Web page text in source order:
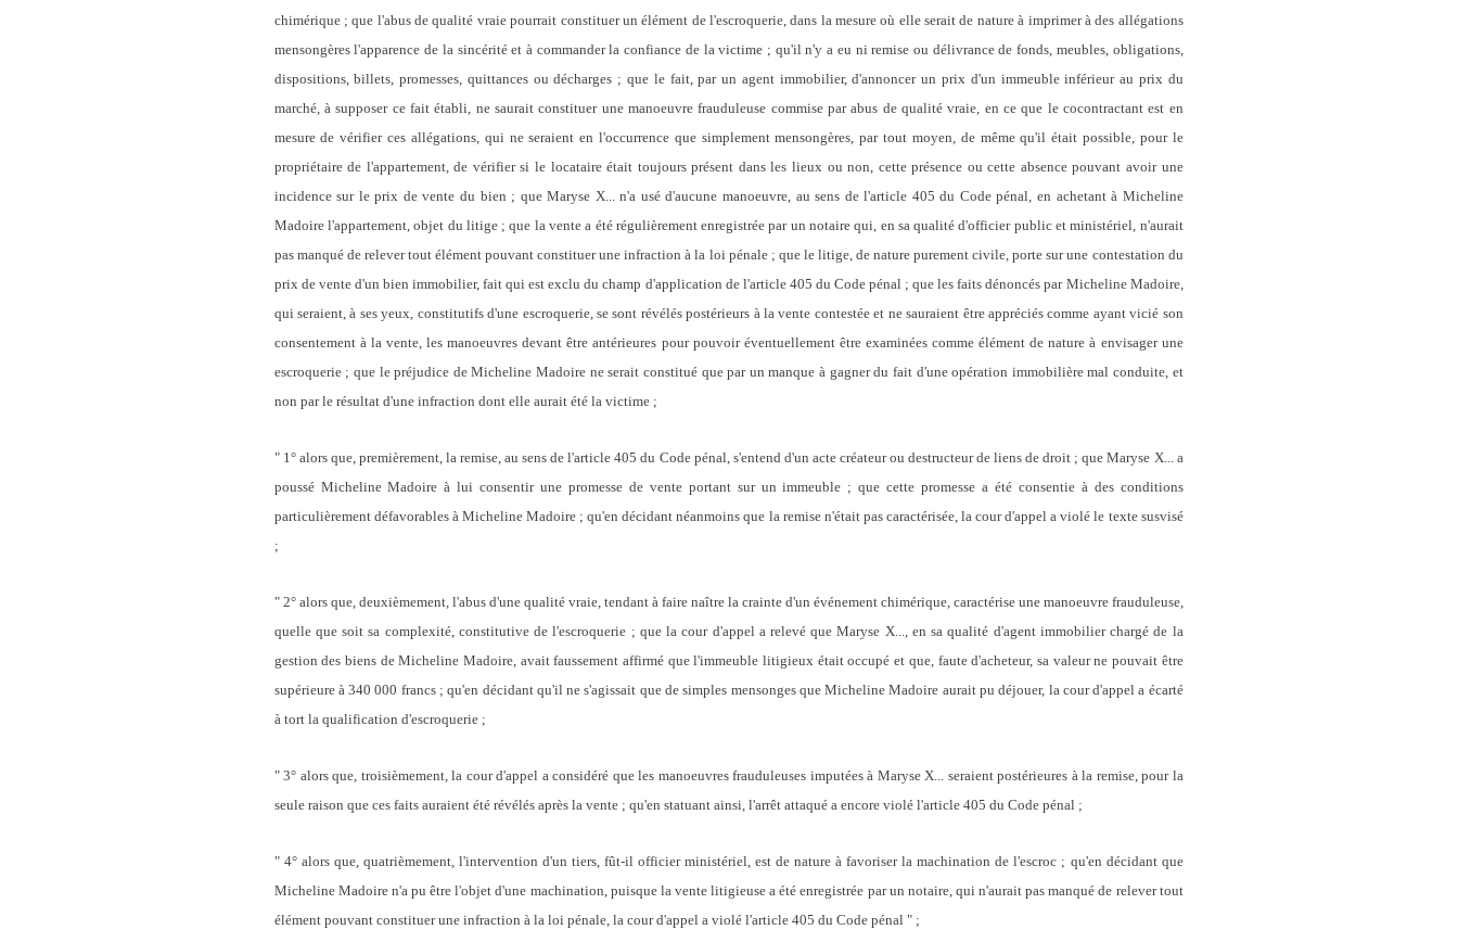
chimérique ; que l'abus de qualité vraie pourrait constituer un élément de l'escroquerie, dans la mesure où elle serait de nature à imprimer à des allégations
mensongères l'apparence de la sincérité et à commander la confiance de la victime ; qu'il n'y a eu ni remise ou délivrance de fonds, meubles, obligations,
dispositions, billets, promesses, quittances ou décharges ; que le fait, par un agent immobilier, d'annoncer un prix d'un immeuble inférieur au prix du
marché, à supposer ce fait établi, ne saurait constituer une manoeuvre frauduleuse commise par abus de qualité vraie, en ce que le cocontractant est en
mesure de vérifier ces allégations, qui ne seraient en l'occurrence que simplement mensongères, par tout moyen, de même qu'il était possible, pour le
propriétaire de l'appartement, de vérifier si le locataire était toujours présent dans les lieux ou non, cette présence ou cette absence pouvant avoir une
incidence sur le prix de vente du bien ; que Maryse X... n'a usé d'aucune manoeuvre, au sens de l'article 405 du Code pénal, en achetant à Micheline
Madoire l'appartement, objet du litige ; que la vente a été régulièrement enregistrée par un notaire qui, en sa qualité d'officier public et ministériel, n'aurait
pas manqué de relever tout élément pouvant constituer une infraction à la loi pénale ; que le litige, de nature purement civile, porte sur une contestation du
prix de vente d'un bien immobilier, fait qui est exclu du champ d'application de l'article 405 du Code pénal ; que les faits dénoncés par Micheline Madoire,
qui seraient, à ses yeux, constitutifs d'une escroquerie, se sont révélés postérieurs à la vente contestée et ne sauraient être appréciés comme ayant vicié son
consentement à la vente, les manoeuvres devant être antérieures pour pouvoir éventuellement être examinées comme élément de nature à envisager une
escroquerie ; que le préjudice de Micheline Madoire ne serait constitué que par un manque à gagner du fait d'une opération immobilière mal conduite, et
non par le résultat d'une infraction dont elle aurait été la victime ;
" 1° alors que, premièrement, la remise, au sens de l'article 405 du Code pénal, s'entend d'un acte créateur ou destructeur de liens de droit ; que Maryse X... a
poussé Micheline Madoire à lui consentir une promesse de vente portant sur un immeuble ; que cette promesse a été consentie à des conditions
particulièrement défavorables à Micheline Madoire ; qu'en décidant néanmoins que la remise n'était pas caractérisée, la cour d'appel a violé le texte susvisé
;
" 2° alors que, deuxièmement, l'abus d'une qualité vraie, tendant à faire naître la crainte d'un événement chimérique, caractérise une manoeuvre frauduleuse,
quelle que soit sa complexité, constitutive de l'escroquerie ; que la cour d'appel a relevé que Maryse X..., en sa qualité d'agent immobilier chargé de la
gestion des biens de Micheline Madoire, avait faussement affirmé que l'immeuble litigieux était occupé et que, faute d'acheteur, sa valeur ne pouvait être
supérieure à 340 000 francs ; qu'en décidant qu'il ne s'agissait que de simples mensonges que Micheline Madoire aurait pu déjouer, la cour d'appel a écarté
à tort la qualification d'escroquerie ;
" 3° alors que, troisièmement, la cour d'appel a considéré que les manoeuvres frauduleuses imputées à Maryse X... seraient postérieures à la remise, pour la
seule raison que ces faits auraient été révélés après la vente ; qu'en statuant ainsi, l'arrêt attaqué a encore violé l'article 405 du Code pénal ;
" 4° alors que, quatrièmement, l'intervention d'un tiers, fût-il officier ministériel, est de nature à favoriser la machination de l'escroc ; qu'en décidant que
Micheline Madoire n'a pu être l'objet d'une machination, puisque la vente litigieuse a été enregistrée par un notaire, qui n'aurait pas manqué de relever tout
élément pouvant constituer une infraction à la loi pénale, la cour d'appel a violé l'article 405 du Code pénal " ;